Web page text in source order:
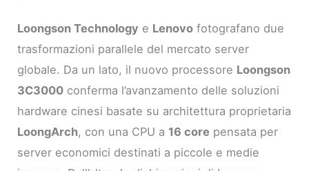
Loongson Technology e Lenovo fotografano due
trasformazioni parallele del mercato server
globale. Da un lato, il nuovo processore Loongson
3C3000 conferma l’avanzamento delle soluzioni
hardware cinesi basate su architettura proprietaria
LoongArch, con una CPU a 16 core pensata per
server economici destinati a piccole e medie